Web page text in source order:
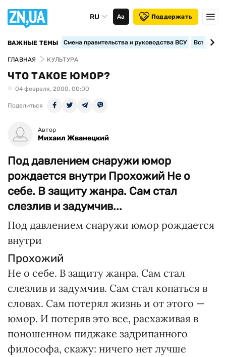
RU Аа Поддержать
ВАЖНЫЕ ТЕМЫ Смена правительства и руководства ВСУ
ГЛАВНАЯ КУЛЬТУРА
ЧТО ТАКОЕ ЮМОР?
04 февраля, 2000, 00:00
Поделиться
Автор
Михаил Жванецкий
Под давлением снаружи юмор
рождается внутри Прохожий Не о
себе. В защиту жанра. Сам стал
слезлив и задумчив...
Под давлением снаружи юмор рождается
внутри
Прохожий
Не о себе. В защиту жанра. Сам стал
слезлив и задумчив. Сам стал копаться в
словах. Сам потерял жизнь и от этого —
юмор. И потеряв это все, расхаживая в
поношенном пиджаке задрипанного
философа, скажу: ничего нет лучше